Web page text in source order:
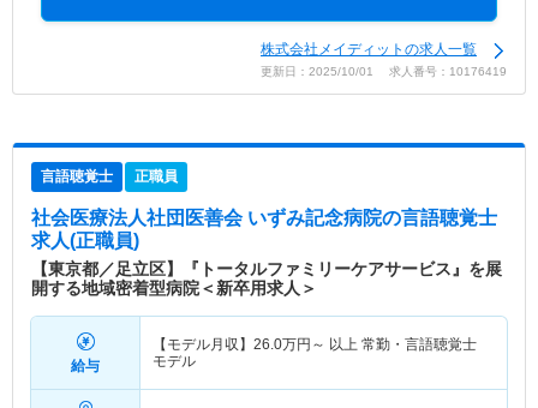
株式会社メイディットの求人一覧
更新日：2025/10/01 求人番号：10176419
言語聴覚士 正職員
社会医療法人社団医善会 いずみ記念病院の言語聴覚士
求人(正職員)
【東京都／足立区】『トータルファミリーケアサービス』を展
開する地域密着型病院＜新卒用求人＞
給与
【モデル月収】 26.0万円～ 以上 常勤・言語聴覚士
モデル